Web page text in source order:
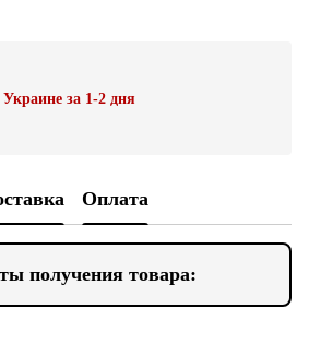
за 1-2 дня
Оплата
получения товара: